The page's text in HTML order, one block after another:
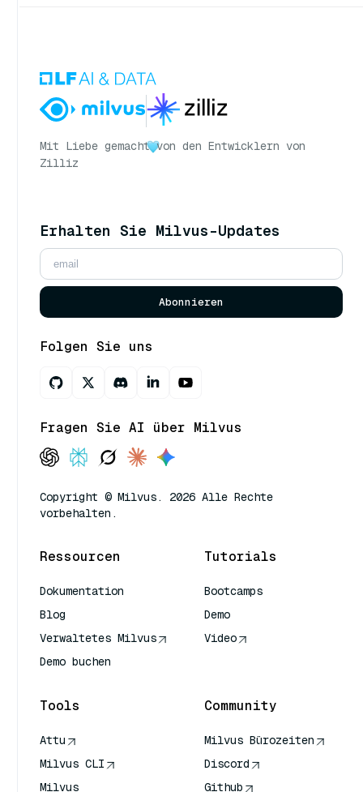
Mit Liebe gemacht von den Entwicklern von
Zilliz
Erhalten Sie Milvus-Updates
Abonnieren
Folgen Sie uns
Fragen Sie AI über Milvus
Copyright © Milvus. 2026 Alle Rechte
vorbehalten.
Ressourcen
Dokumentation
Blog
Verwaltetes Milvus
Demo buchen
Tutorials
Bootcamps
Demo
Video
Tools
Attu
Milvus CLI
Milvus
Community
Milvus Bürozeiten
Discord
Github